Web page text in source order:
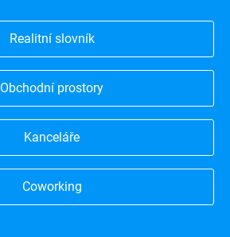
Realitní slovník
Obchodní prostory
Kanceláře
Coworking